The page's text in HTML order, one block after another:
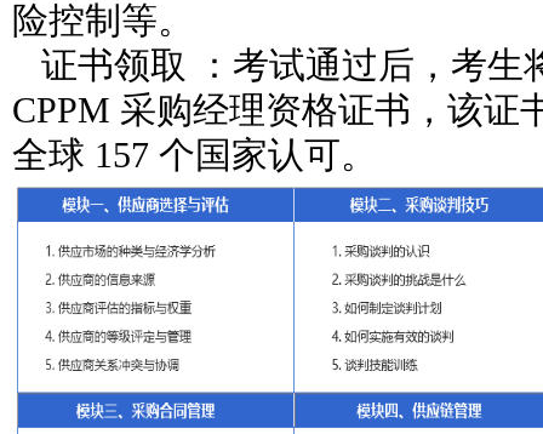
险控制等。
证书领取 ：考试通过后，考生
CPPM 采购经理资格证书，该证
全球 157 个国家认可。